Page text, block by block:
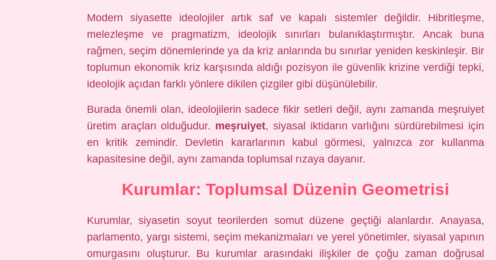
Modern siyasette ideolojiler artık saf ve kapalı sistemler değildir. Hibritleşme,
melezleşme ve pragmatizm, ideolojik sınırları bulanıklaştırmıştır. Ancak buna
rağmen, seçim dönemlerinde ya da kriz anlarında bu sınırlar yeniden keskinleşir. Bir
toplumun ekonomik kriz karşısında aldığı pozisyon ile güvenlik krizine verdiği tepki,
ideolojik açıdan farklı yönlere dikilen çizgiler gibi düşünülebilir.
Burada önemli olan, ideolojilerin sadece fikir setleri değil, aynı zamanda meşruiyet
üretim araçları olduğudur. meşruiyet, siyasal iktidarın varlığını sürdürebilmesi için
en kritik zemindir. Devletin kararlarının kabul görmesi, yalnızca zor kullanma
kapasitesine değil, aynı zamanda toplumsal rızaya dayanır.
Kurumlar: Toplumsal Düzenin Geometrisi
Kurumlar, siyasetin soyut teorilerden somut düzene geçtiği alanlardır. Anayasa,
parlamento, yargı sistemi, seçim mekanizmaları ve yerel yönetimler, siyasal yapının
omurgasını oluşturur. Bu kurumlar arasındaki ilişkiler de çoğu zaman doğrusal